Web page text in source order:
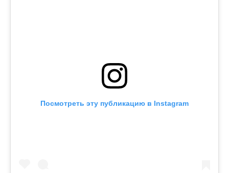
Посмотреть эту публикацию в Instagram